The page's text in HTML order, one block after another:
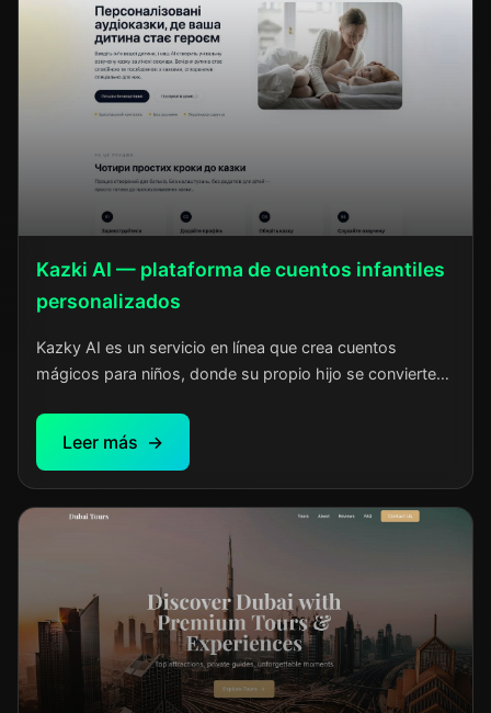
створений для тих, хто цінує спокій, якість і
незабутні враження.
Kazki AI — plataforma de cuentos infantiles
personalizados
Kazky AI es un servicio en línea que crea cuentos
mágicos para niños, donde su propio hijo se convierte
edad del niño, eligen un tema y en un instante reciben un
cuento único con narración en ucraniano. Cuentos para
personal e irrepetible. La plataforma está diseñada para
Leer más